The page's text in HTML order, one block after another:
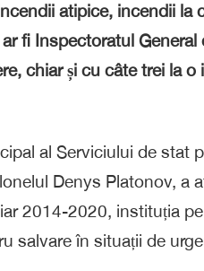
atipice, incendii la
fi Inspectoratul General
chiar și cu câte trei la o
al Serviciului de stat
Denys Platonov, a
2014-2020, instituția
salvare în situații de